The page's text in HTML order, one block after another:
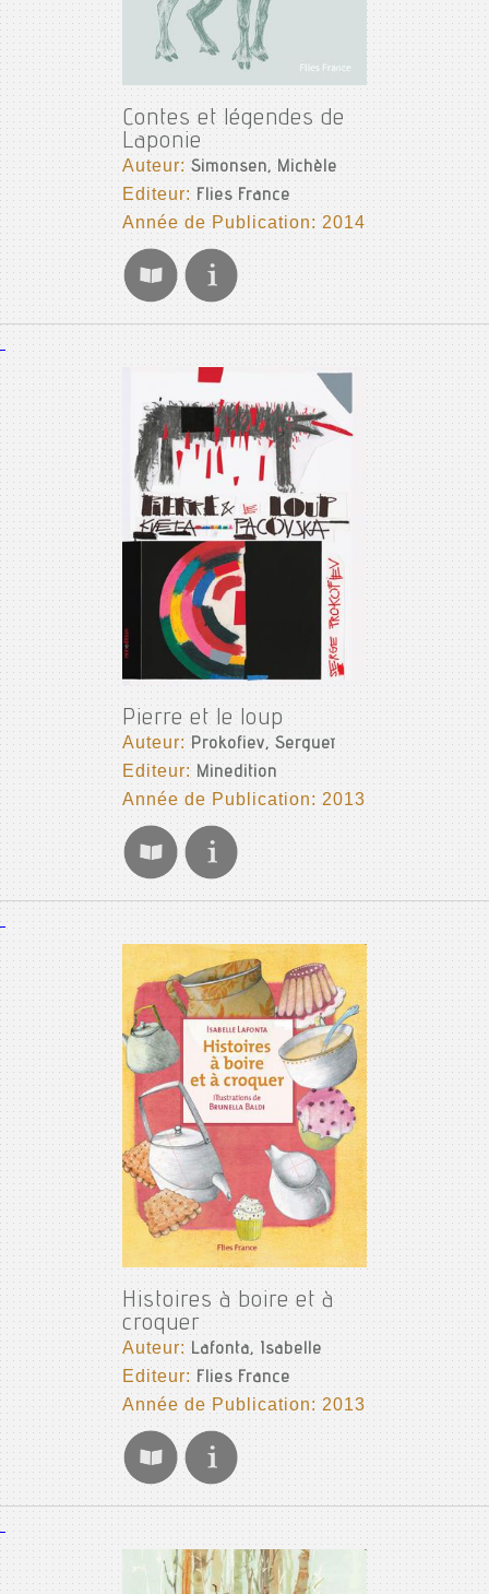
Contes et légendes de
Laponie
Auteur:Simonsen, Michèle
Editeur: Flies France
Année de Publication: 2014
Pierre et le loup
Auteur:Prokofiev, Sergueï
Editeur: Minedition
Année de Publication: 2013
Histoires à boire et à
croquer
Auteur:Lafonta, Isabelle
Editeur: Flies France
Année de Publication: 2013